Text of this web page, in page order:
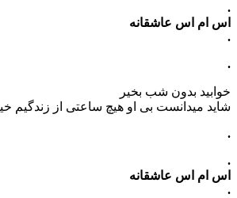
.
اس ام اس عاشقانه
.
.
خوابید بدون شب بخیر
شاید میدانست بی او هیچ ساعتی از زندگیم
.
.
اس ام اس عاشقانه
.